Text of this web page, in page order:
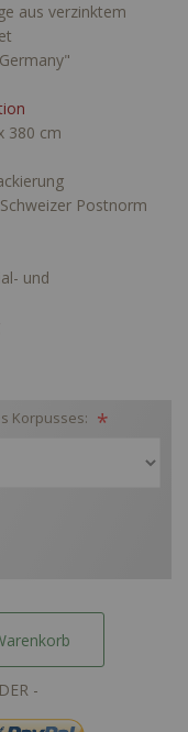
aus verzinktem
380 cm
Postnorm
und
Korpusses: